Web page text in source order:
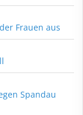
Frauen aus
Spandau